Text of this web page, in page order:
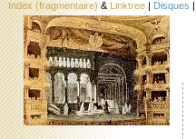
Index (fragmentaire) & Linktree | Disques |